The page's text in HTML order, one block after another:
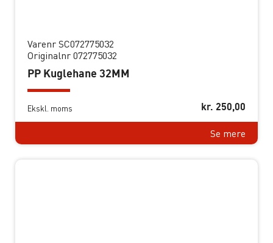
Varenr SC072775032
Originalnr 072775032
PP Kuglehane 32MM
Ekskl. moms kr. 250,00
Se mere